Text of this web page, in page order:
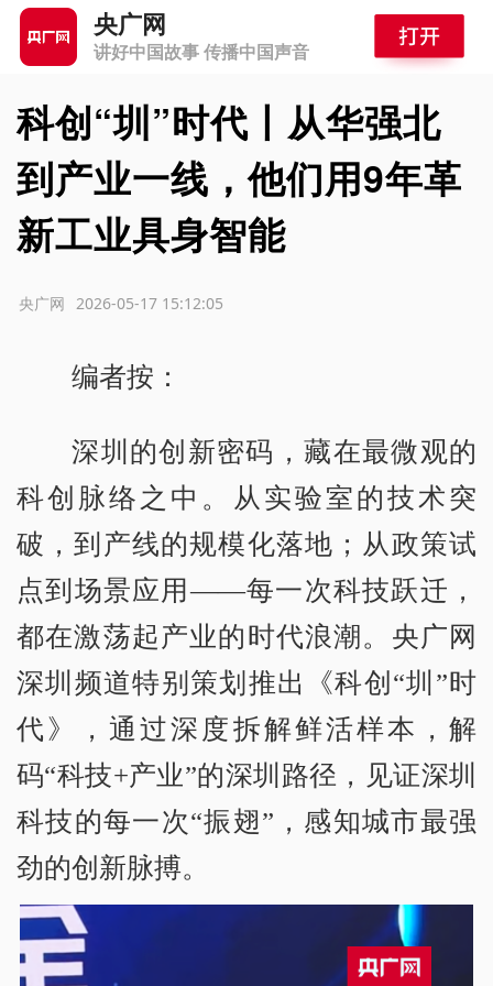
央广网
讲好中国故事 传播中国声音
科创“圳”时代丨从华强北
到产业一线，他们用9年革
新工业具身智能
2026-05-17 15:12:05
央广网
编者按：
深圳的创新密码，藏在最微观的
科创脉络之中。从实验室的技术突
破，到产线的规模化落地；从政策试
点到场景应用——每一次科技跃迁，
都在激荡起产业的时代浪潮。央广网
深圳频道特别策划推出《科创“圳”时
代》，通过深度拆解鲜活样本，解
码“科技+产业”的深圳路径，见证深圳
科技的每一次“振翅”，感知城市最强
劲的创新脉搏。